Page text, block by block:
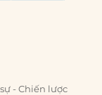
(28/4 – 4/5/2023)”
- Chiến lược